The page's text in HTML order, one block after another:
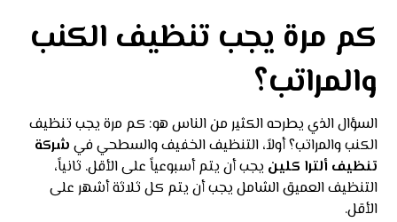
كم مرة يجب تنظيف الكنب
والمراتب؟
السؤال الذي يطرحه الكثير من الناس هو: كم مرة يجب تنظيف
الكنب والمراتب؟ أولاً، التنظيف الخفيف والسطحي في شركة
تنظيف ألترا كلين يجب أن يتم أسبوعياً على الأقل. ثانياً،
التنظيف العميق الشامل يجب أن يتم كل ثلاثة أشهر على
الأقل.